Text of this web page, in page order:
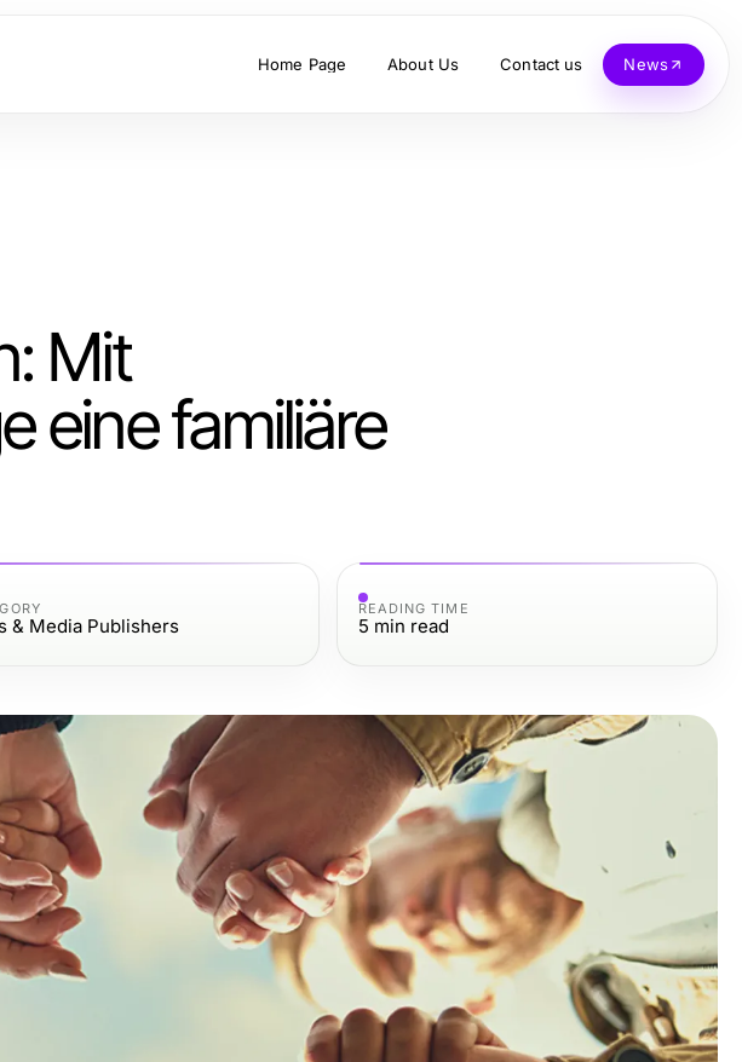
Home Page About Us Contact us News
Mit
eine familiäre
& Media Publishers
READING TIME
5 min read